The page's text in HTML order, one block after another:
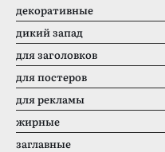
декоративные
дикий запад
для заголовков
для постеров
для рекламы
жирные
заглавные